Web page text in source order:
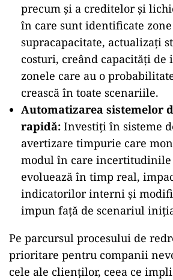
precum și a creditelor și
în care sunt identificate
supracapacitate, actualizați
costuri, creând capacități
zonele care au o
crească în toate scenariile.
Automatizarea sistemelor
rapidă: Investiți în sisteme
avertizare timpurie care
modul în care
evoluează în timp real,
indicatorilor interni și
impun față de scenariul
Pe parcursul procesului de
prioritare pentru companii
cele ale clienților, ceea ce